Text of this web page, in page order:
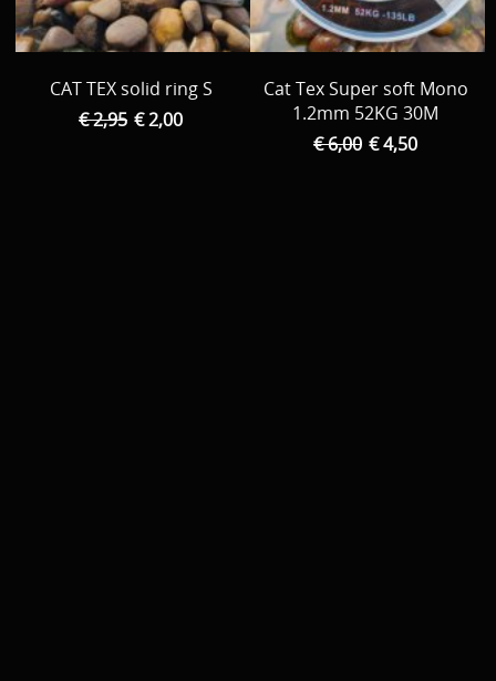
CAT TEX solid ring S
€ 2,95 € 2,00
Cat Tex Super soft Mono
1.2mm 52KG 30M
€ 6,00 € 4,50